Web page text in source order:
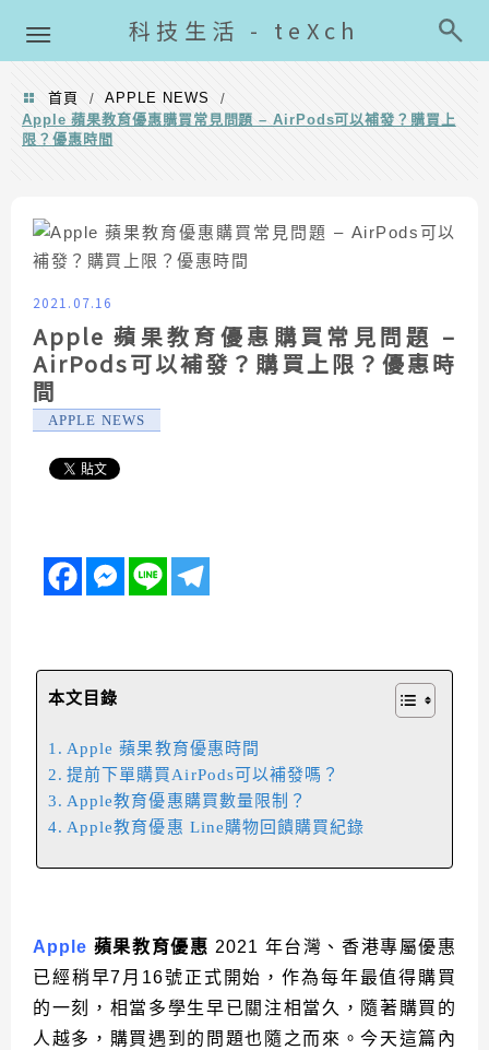
科技生活 - teXch
首頁 / APPLE NEWS
/
Apple 蘋果教育優惠購買常見問題 – AirPods可以補發？購買上
限？優惠時間
2021.07.16
Apple 蘋果教育優惠購買常見問題 –
AirPods可以補發？購買上限？優惠時
間
APPLE NEWS
本文目錄
Apple 蘋果教育優惠時間
提前下單購買AirPods可以補發嗎？
Apple教育優惠購買數量限制？
Apple教育優惠 Line購物回饋購買紀錄
Apple 蘋果教育優惠 2021 年台灣、香港專屬優惠
已經稍早7月16號正式開始，作為每年最值得購買
的一刻，相當多學生早已關注相當久，隨著購買的
人越多，購買遇到的問題也隨之而來。今天這篇內